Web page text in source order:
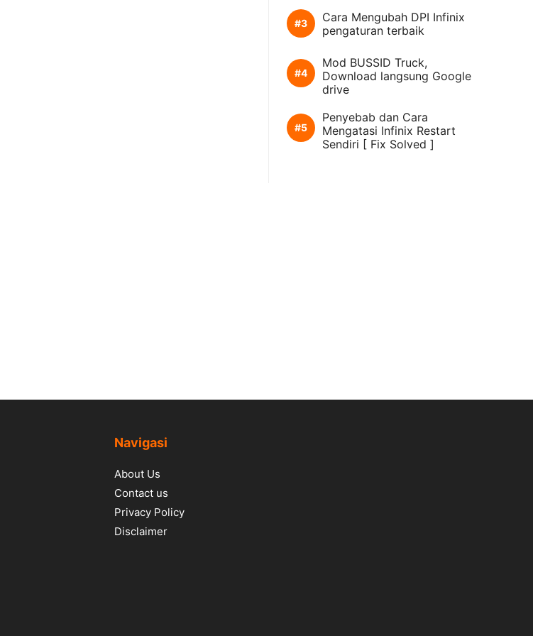
Cara Mengubah DPI Infinix
pengaturan terbaik
Mod BUSSID Truck,
Download langsung Google
drive
Penyebab dan Cara
Mengatasi Infinix Restart
Sendiri [ Fix Solved ]
Navigasi
About Us
Contact us
Privacy Policy
Disclaimer